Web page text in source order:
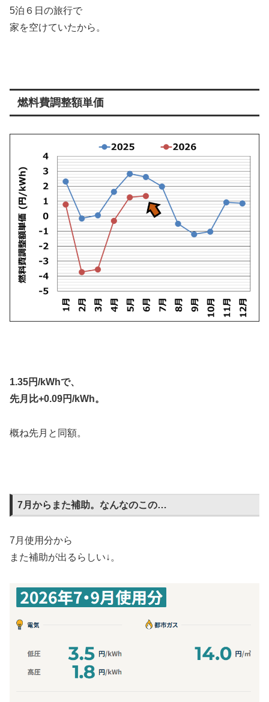
5泊６日の旅行で
家を空けていたから。
燃料費調整額単価
1.35円/kWhで、
先月比+0.09円/kWh。
概ね先月と同額。
7月からまた補助。なんなのこの…
7月使用分から
また補助が出るらしい↓。